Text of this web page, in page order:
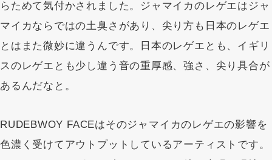
らためて気付かされました。ジャマイカのレゲエはジャ
マイカならではの土臭さがあり、尖り方も日本のレゲエ
とはまた微妙に違うんです。日本のレゲエとも、イギリ
スのレゲエとも少し違う音の重厚感、強さ、尖り具合が
あるんだなと。
RUDEBWOY FACEはそのジャマイカのレゲエの影響を
色濃く受けてアウトプットしているアーティストです。